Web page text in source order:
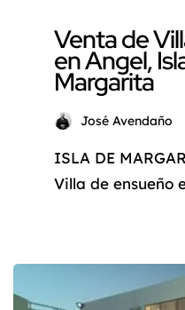
Venta de
en Angel,
Margarita
José Avendaño
ISLA DE
Villa de ensueño
cotidiana y
oasis de